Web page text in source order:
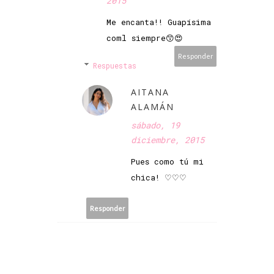
Me encanta!! Guapísima
coml siempre😙😍
Responder
Respuestas
AITANA
ALAMÁN
sábado, 19
diciembre, 2015
Pues como tú mi
chica! ♡♡♡
Responder